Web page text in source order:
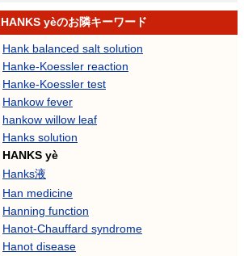
HANKS yèのお隣キーワード
Hank balanced salt solution
Hanke-Koessler reaction
Hanke-Koessler test
Hankow fever
hankow willow leaf
Hanks solution
HANKS yè
Hanks液
Han medicine
Hanning function
Hanot-Chauffard syndrome
Hanot disease